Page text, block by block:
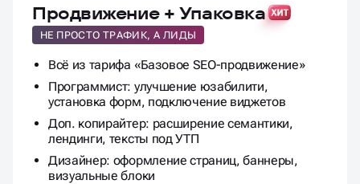
Продвижение + Упаковка
НЕ ПРОСТО ТРАФИК, А ЛИДЫ
Всё из тарифа «Базовое SEO-продвижение»
Программист: улучшение юзабилити,
установка форм, подключение виджетов
Доп. копирайтер: расширение семантики,
лендинги, тексты под УТП
Дизайнер: оформление страниц, баннеры,
визуальные блоки